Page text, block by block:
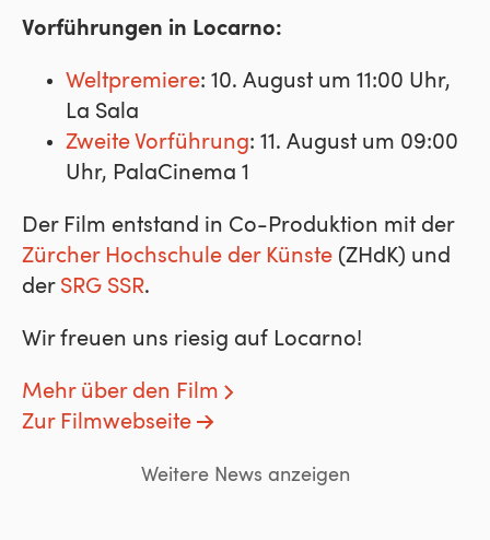
Vorführungen in Locarno:
Weltpremiere: 10. August um 11:00 Uhr,
La Sala
Zweite Vorführung: 11. August um 09:00
Uhr, PalaCinema 1
Der Film entstand in Co-Produktion mit der
Zürcher Hochschule der Künste (ZHdK) und
der SRG SSR.
Wir freuen uns riesig auf Locarno!
Mehr über den Film
Zur Filmwebseite
Weitere News anzeigen